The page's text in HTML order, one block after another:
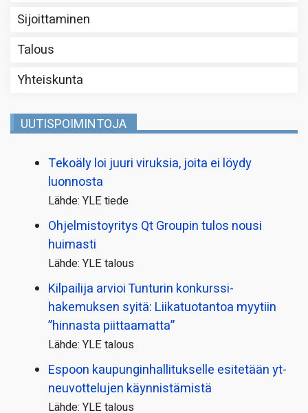
Sijoittaminen
Talous
Yhteiskunta
UUTISPOIMINTOJA
Tekoäly loi juuri viruksia, joita ei löydy
luonnosta
Lähde: YLE tiede
Ohjelmistoyritys Qt Groupin tulos nousi
huimasti
Lähde: YLE talous
Kilpailija arvioi Tunturin konkurssi­
hakemuksen syitä: Liikatuotantoa myytiin
”hinnasta piittaamatta”
Lähde: YLE talous
Espoon kaupungin­hallitukselle esitetään yt-
neuvottelujen käynnistämistä
Lähde: YLE talous